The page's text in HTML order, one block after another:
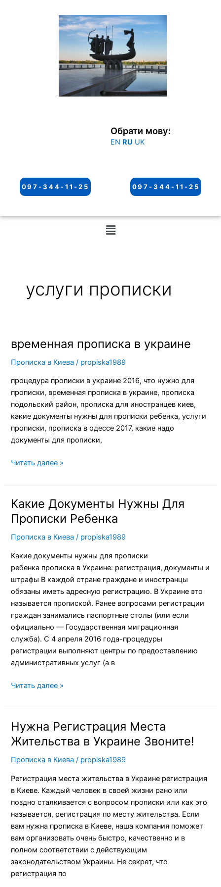
Обрати мову:
EN RU UK
097-344-11-25 097-344-11-25
Меню
услуги прописки
временная прописка в украине
Прописка в Киева / propiska1989
процедура прописки в украине 2016, что нужно для
прописки, временная прописка в украине, прописка
подольский район, прописка для иностранцев киев,
какие документы нужны для прописки ребенка, услуги
прописки, прописка в одессе 2017, какие надо
документы для прописки,
временная
в
украине
Читать далее »
Какие Документы Нужны Для
Прописки Ребенка
Прописка в Киева / propiska1989
Какие документы нужны для прописки
ребенка прописка в Украине: регистрация, документы и
штрафы В каждой стране граждане и иностранцы
обязаны иметь адресную регистрацию. В Украине это
называется пропиской. Ранее вопросами регистрации
граждан занимались паспортные столы (или если
официально — Государственная миграционная
служба). С 4 апреля 2016 года-процедуры
регистрации выполняют центры по предоставлению
административных услуг (а в
Какие
Документы
Нужны
Для
Ребенка
Читать далее »
Нужна Регистрация Места
Жительства в Украине Звоните!
Прописка в Киева / propiska1989
Регистрация места жительства в Украине регистрация
в Киеве. Каждый человек в своей жизни рано или
поздно сталкивается с вопросом прописки или как это
называется, регистрация по месту жительства. Если
вам нужна прописка в Киеве, наша компания поможет
вам организовать очень быстро, качественно и в
полном соответствии с действующим
законодательством Украины. Не секрет, что
регистрация по
Нужна
Регистрация
Места
Жительства
Украине
Звоните!